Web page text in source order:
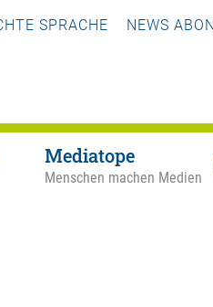
SPRACHE NEWS
Mediatope
Menschen machen Medien